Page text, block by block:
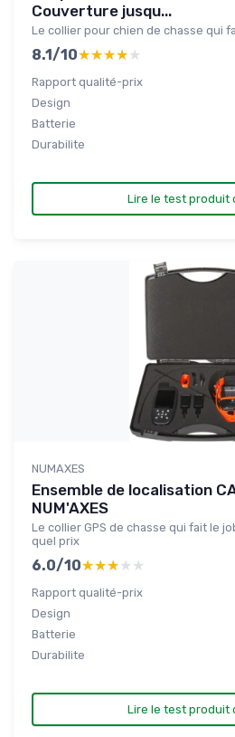
Couverture jusqu...
Le collier pour chien de chasse qui
8.1/10★★★★★
★★★★★
Rapport qualité-prix
Design
Batterie
Durabilite
Lire le test produit
NUMAXES
Ensemble de localisation
NUM'AXES
Le collier GPS de chasse qui fait le
quel prix
6.0/10★★★★★
★★★★★
Rapport qualité-prix
Design
Batterie
Durabilite
Lire le test produit